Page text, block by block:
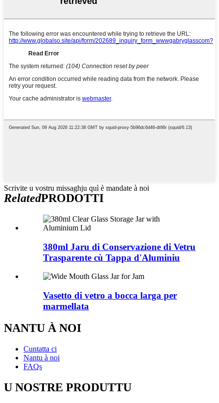
Scrivite u vostru missaghju quì è mandate à noi
RelatedPRODOTTI
380ml Jaru di Conservazione di Vetru
Trasparente cù Tappa d'Aluminiu
Vasetto di vetro a bocca larga per
marmellata
NANTU À NOI
Cuntatta ci
Nantu à noi
FAQs
U NOSTRE PRODUTTU